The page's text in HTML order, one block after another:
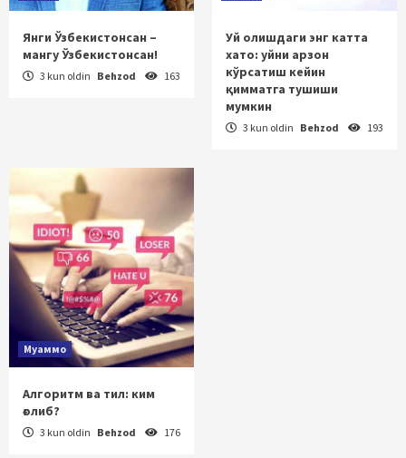
Янги Ўзбекистонсан –
мангу Ўзбекистонсан!
3 kun oldin Behzod 163
Уй олишдаги энг катта
хато: уйни арзон
кўрсатиш кейин
қимматга тушиши
мумкин
3 kun oldin Behzod 193
Муаммо
Алгоритм ва тил: ким
ғолиб?
3 kun oldin Behzod 176